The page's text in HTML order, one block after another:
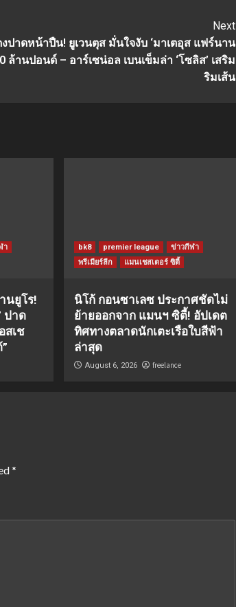
Next
ปาดหน้าปืน! ยูเวนตุส มั่นใจงับ ‘มาเตอุส แฟร์นาน
ล้านปอนด์ – อาร์เซน่อล เบนเข็มล่า ‘โซลิส’ เสริม
ริมเส้น
า
นยูโร!
ปาด
สเช
bk8 premier league
ข่าวกีฬา
พรีเมียร์ลีก
แมนเชสเตอร์ ซิตี้
นิโก้ กอนซาเลซ ประกาศชัดไม่
ย้ายออกจาก แมนฯ ซิตี้! อัปเดต
ทิศทางตลาดนักเตะเรือใบสีฟ้า
ล่าสุด
August 6, 2026 freelance
*